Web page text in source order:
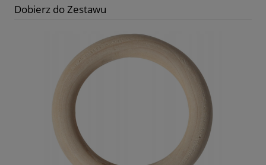
Dobierz do Zestawu